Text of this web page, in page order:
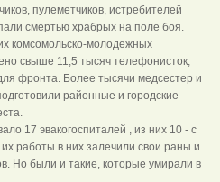
пулеметчиков, истребителей
смертью храбрых на поле боя.
комсомольско-молодежных
свыше 11,5 тысяч телефонисток,
фронта. Более тысячи медсестер и
районные и городские
17 эвакогоспиталей , из них 10 - с
работы в них залечили свои раны и
Но были и такие, которые умирали в